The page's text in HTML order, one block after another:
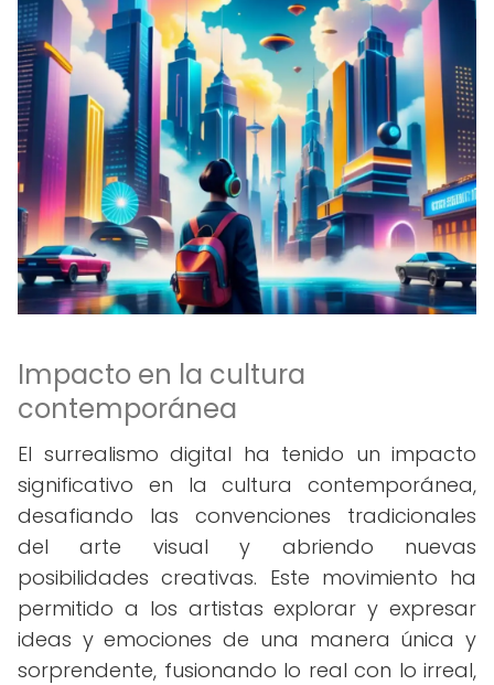
Impacto en la cultura
contemporánea
El surrealismo digital ha tenido un impacto
significativo en la cultura contemporánea,
desafiando las convenciones tradicionales
del arte visual y abriendo nuevas
posibilidades creativas. Este movimiento ha
permitido a los artistas explorar y expresar
ideas y emociones de una manera única y
sorprendente, fusionando lo real con lo irreal,